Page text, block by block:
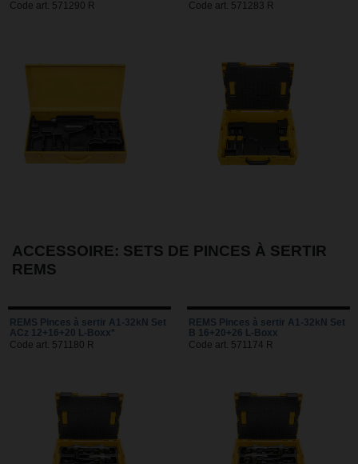
Code art. 571290 R
Code art. 571283 R
ACCESSOIRE: SETS DE PINCES À SERTIR
REMS
REMS Pinces à sertir A1-32kN Set
ACz 12+16+20 L-Boxx*
Code art. 571180 R
REMS Pinces à sertir A1-32kN Set
B 16+20+26 L-Boxx
Code art. 571174 R